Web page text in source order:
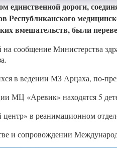
единственной дороги,
Республиканского
вмешательств, были
на сообщение Министерства
в ведении МЗ Арцаха, по-
МЦ «Аревик» находятся 5
в реанимационном
и сопровождении